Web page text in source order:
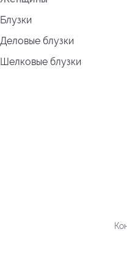
Блузки
Деловые блузки
Шелковые блузки